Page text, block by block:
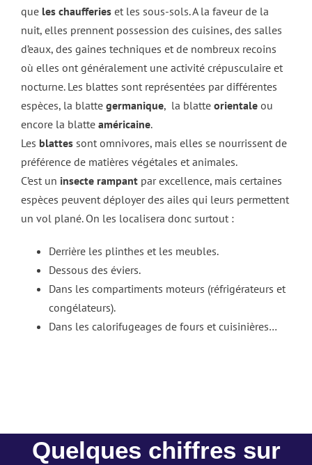
que les chaufferies et les sous-sols. A la faveur de la
nuit, elles prennent possession des cuisines, des salles
d’eaux, des gaines techniques et de nombreux recoins
où elles ont généralement une activité crépusculaire et
nocturne. Les blattes sont représentées par différentes
espèces, la blatte germanique, la blatte orientale ou
encore la blatte américaine.
Les blattes sont omnivores, mais elles se nourrissent de
préférence de matières végétales et animales.
C’est un insecte rampant par excellence, mais certaines
espèces peuvent déployer des ailes qui leurs permettent
un vol plané. On les localisera donc surtout :
Derrière les plinthes et les meubles.
Dessous des éviers.
Dans les compartiments moteurs (réfrigérateurs et
congélateurs).
Dans les calorifugeages de fours et cuisinières…
Quelques chiffres sur